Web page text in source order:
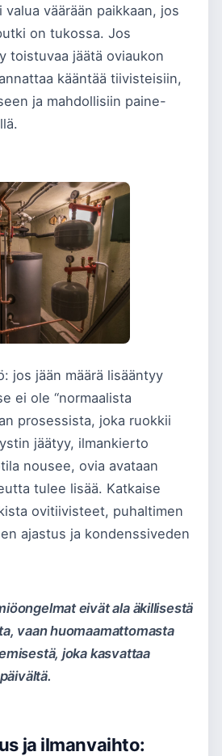
väärään paikkaan, jos
on tukossa. Jos
toistuvaa jäätä oviaukon
kääntää tiivisteisiin,
ja mahdollisiin paine-
jos jään määrä lisääntyy
ei ole “normaalista
prosessista, joka ruokkii
jäätyy, ilmankierto
nousee, ovia avataan
tulee lisää. Katkaise
ovitiivisteet, puhaltimen
ajastus ja kondenssiveden
eivät ala äkillisestä
vaan huomaamattomasta
joka kasvattaa
ja ilmanvaihto: